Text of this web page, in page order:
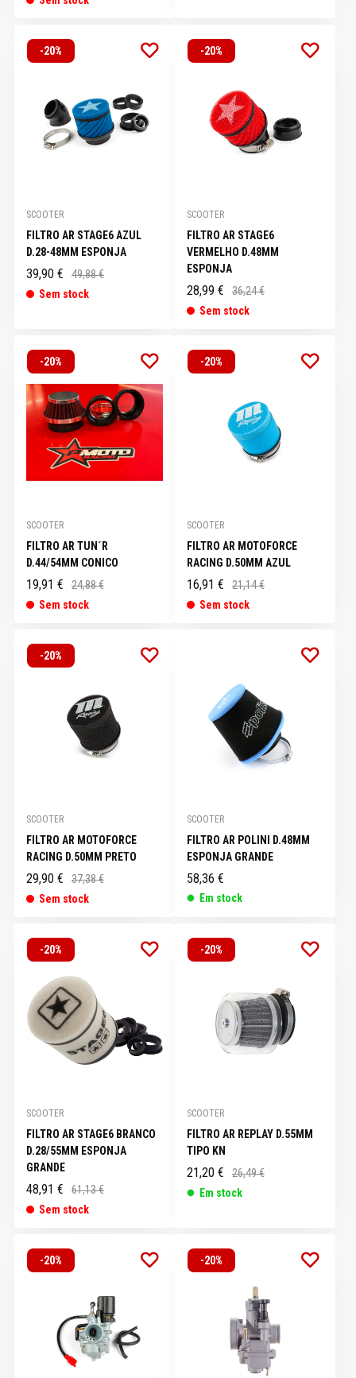
-20%
SCOOTER
FILTRO AR STAGE6 AZUL
D.28-48MM ESPONJA
39,90 €
49,88 €
Sem stock
-20%
SCOOTER
FILTRO AR STAGE6
VERMELHO D.48MM
ESPONJA
28,99 €
36,24 €
Sem stock
-20%
SCOOTER
FILTRO AR TUN´R
D.44/54MM CONICO
19,91 €
24,88 €
Sem stock
-20%
SCOOTER
FILTRO AR MOTOFORCE
RACING D.50MM AZUL
16,91 €
21,14 €
Sem stock
-20%
SCOOTER
FILTRO AR MOTOFORCE
RACING D.50MM PRETO
29,90 €
37,38 €
Sem stock
SCOOTER
FILTRO AR POLINI D.48MM
ESPONJA GRANDE
58,36 €
Em stock
-20%
SCOOTER
FILTRO AR STAGE6 BRANCO
D.28/55MM ESPONJA
GRANDE
48,91 €
61,13 €
Sem stock
-20%
SCOOTER
FILTRO AR REPLAY D.55MM
TIPO KN
21,20 €
26,49 €
Em stock
-20% -20%